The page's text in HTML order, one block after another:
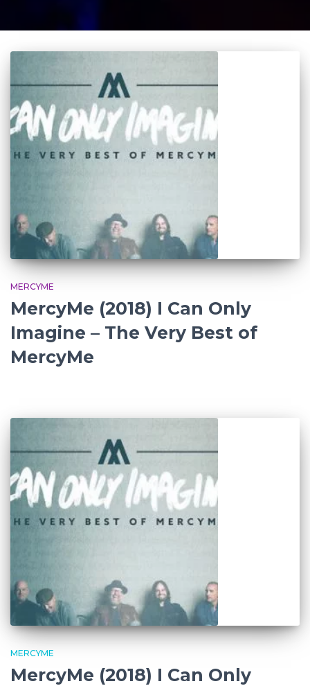
MERCYME
MercyMe (2018) I Can Only
Imagine – The Very Best of
MercyMe
MERCYME
MercyMe (2018) I Can Only